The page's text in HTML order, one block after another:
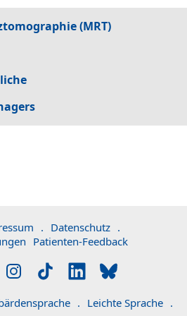
(MRT)
. Datenschutz .
Patienten-Feedback
. Leichte Sprache .